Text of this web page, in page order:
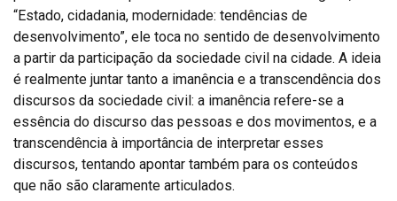
“Estado, cidadania, modernidade: tendências de
desenvolvimento”, ele toca no sentido de desenvolvimento
a partir da participação da sociedade civil na cidade. A ideia
é realmente juntar tanto a imanência e a transcendência dos
discursos da sociedade civil: a imanência refere-se a
essência do discurso das pessoas e dos movimentos, e a
transcendência à importância de interpretar esses
discursos, tentando apontar também para os conteúdos
que não são claramente articulados.